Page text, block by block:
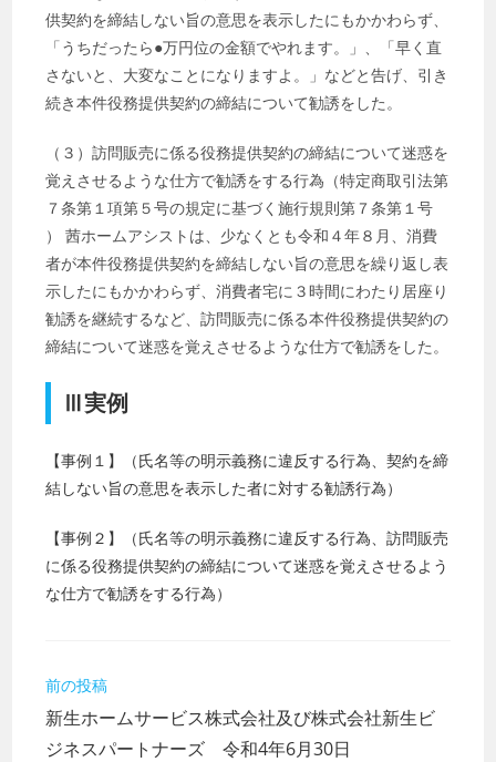
供契約を締結しない旨の意思を表示したにもかかわらず、
「うちだったら●万円位の金額でやれます。」、「早く直
さないと、大変なことになりますよ。」などと告げ、引き
続き本件役務提供契約の締結について勧誘をした。
（３）訪問販売に係る役務提供契約の締結について迷惑を
覚えさせるような仕方で勧誘をする行為（特定商取引法第
７条第１項第５号の規定に基づく施行規則第７条第１号
） 茜ホームアシストは、少なくとも令和４年８月、消費
者が本件役務提供契約を締結しない旨の意思を繰り返し表
示したにもかかわらず、消費者宅に３時間にわたり居座り
勧誘を継続するなど、訪問販売に係る本件役務提供契約の
締結について迷惑を覚えさせるような仕方で勧誘をした。
Ⅲ実例
【事例１】（氏名等の明示義務に違反する行為、契約を締
結しない旨の意思を表示した者に対する勧誘行為）
【事例２】（氏名等の明示義務に違反する行為、訪問販売
に係る役務提供契約の締結について迷惑を覚えさせるよう
な仕方で勧誘をする行為）
そ
の
他
の
前の投稿
新生ホームサービス株式会社及び株式会社新生ビ
ジネスパートナーズ 令和4年6月30日